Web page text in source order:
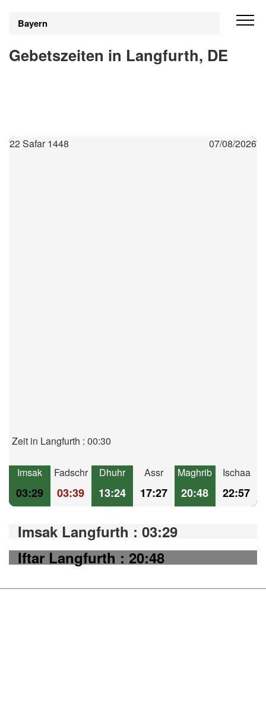
Bayern
Gebetszeiten in Langfurth, DE
22 Safar 1448 07/08/2026
Zeit in Langfurth : 00:30
Imsak
03:29
Fadschr
03:39
Dhuhr
13:24
Assr
17:27
Maghrib
20:48
Ischaa
22:57
Imsak Langfurth : 03:29
Iftar Langfurth : 20:48